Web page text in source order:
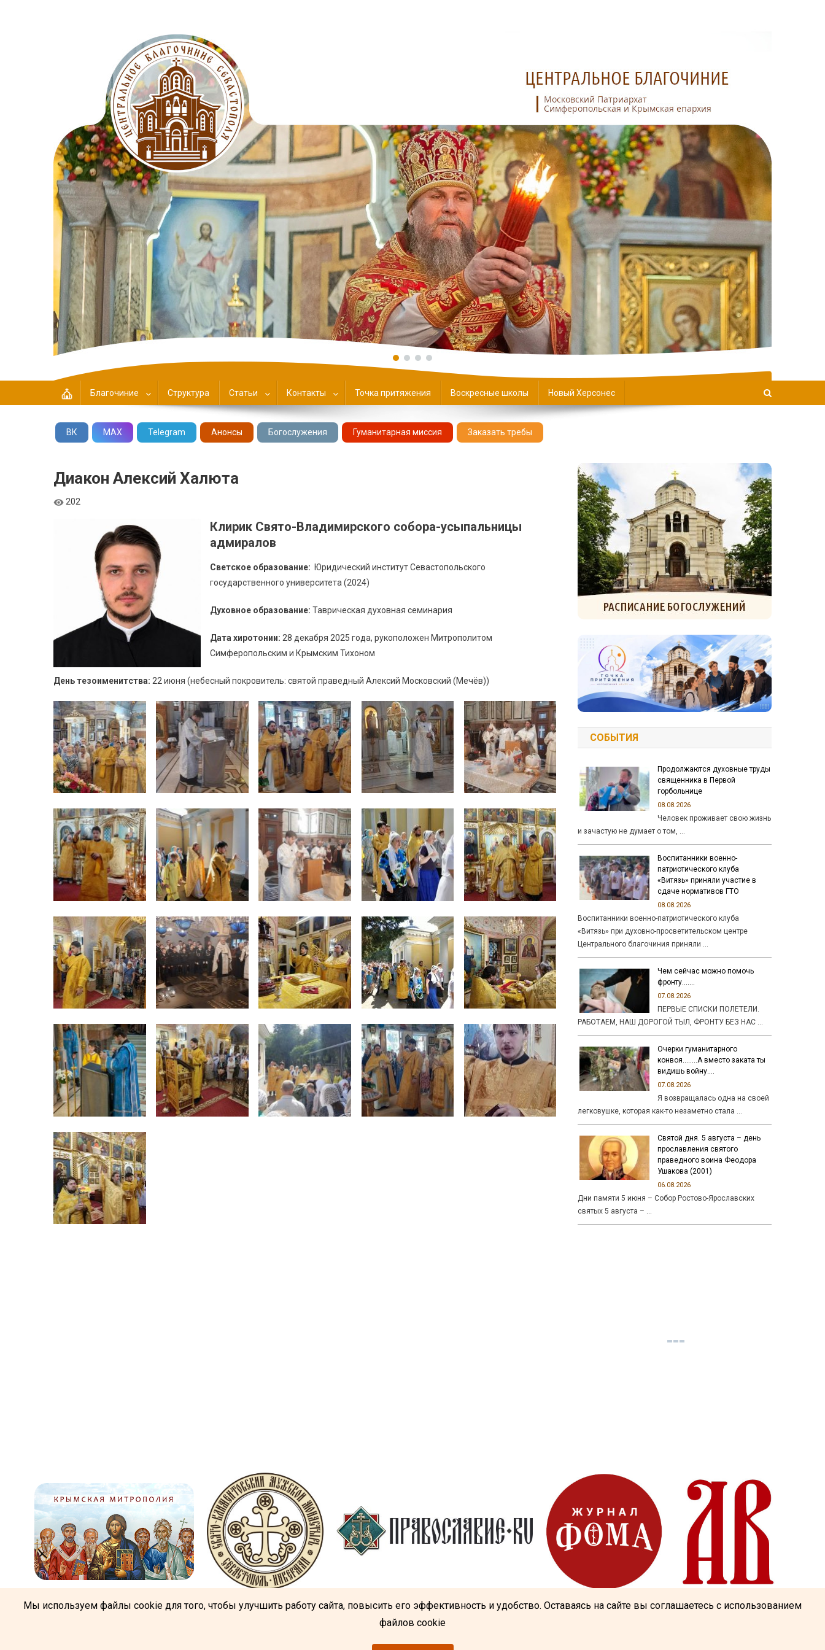
Центральное Благочиние
Благочиние Структура Статьи Контакты Точка притяжения Воскресные школы Новый Херсонес
ВК MAX Telegram Анонсы Богослужения Гуманитарная миссия Заказать требы
Диакон Алексий Халюта
202
Клирик Свято-Владимирского собора-усыпальницы
адмиралов
Светское образование: Юридический институт Севастопольского
государственного университета (2024)
Духовное образование: Таврическая духовная семинария
Дата хиротонии: 28 декабря 2025 года, рукоположен Митрополитом
Симферопольским и Крымским Тихоном
День тезоименитства: 22 июня (небесный покровитель: святой праведный Алексий Московский (Мечёв))
СОБЫТИЯ
Продолжаются духовные труды
священника в Первой
горбольнице
08.08.2026
Человек проживает свою жизнь
и зачастую не думает о том, …
Воспитанники военно-
патриотического клуба
«Витязь» приняли участие в
сдаче нормативов ГТО
08.08.2026
Воспитанники военно-патриотического клуба
«Витязь» при духовно-просветительском центре
Центрального благочиния приняли …
Чем сейчас можно помочь
фронту…….
07.08.2026
ПЕРВЫЕ СПИСКИ ПОЛЕТЕЛИ.
РАБОТАЕМ, НАШ ДОРОГОЙ ТЫЛ, ФРОНТУ БЕЗ НАС …
Очерки гуманитарного
конвоя……..А вместо заката ты
видишь войну….
07.08.2026
Я возвращалась одна на своей
легковушке, которая как-то незаметно стала …
Святой дня. 5 августа – день
прославления святого
праведного воина Феодора
Ушакова (2001)
06.08.2026
Дни памяти 5 июня – Собор Ростово-Ярославских
святых 5 августа – …
Мы используем файлы cookie для того, чтобы улучшить работу сайта, повысить его эффективность и удобство. Оставаясь на сайте вы соглашаетесь с использованием
файлов cookie